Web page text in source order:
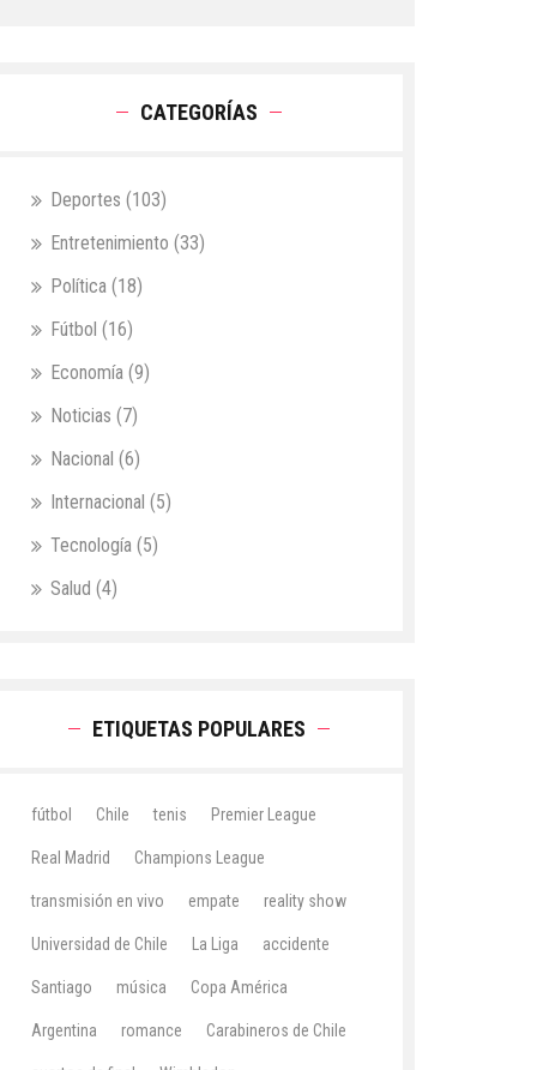
CATEGORÍAS
Deportes (103)
Entretenimiento (33)
Política (18)
Fútbol (16)
Economía (9)
Noticias (7)
Nacional (6)
Internacional (5)
Tecnología (5)
Salud (4)
ETIQUETAS POPULARES
fútbol Chile tenis Premier League
Real Madrid Champions League
transmisión en vivo empate reality show
Universidad de Chile La Liga accidente
Santiago música Copa América
Argentina romance Carabineros de Chile